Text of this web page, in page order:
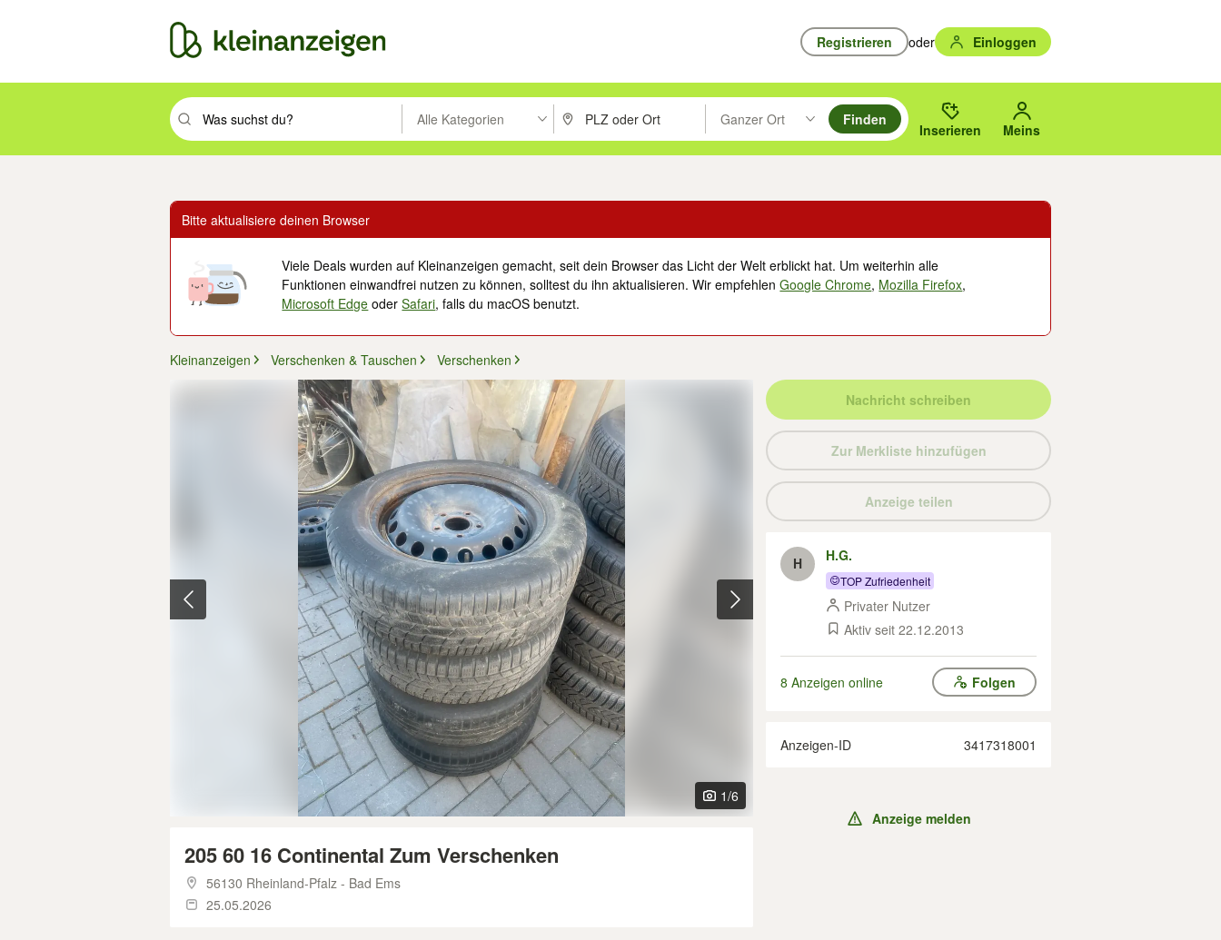
Registrieren oder Einloggen
Suchbegriff eingeben. Eingabetaste drücken um zu suchen, oder Vorschläge mit den Pfeiltasten nach oben/unten durchsuchen und mit Eingabetaste auswählen.
Alle Kategorien PLZ oder Ort eingeben. Eingabetaste drücken um zu suchen, oder Vorschläge mit den Pfeiltasten nach oben/
Ganzer Ort
Suche im Umkreis des gewählten Orts oder PLZ.
Finden
Inserieren Meins
Bitte aktualisiere deinen Browser
Viele Deals wurden auf Kleinanzeigen gemacht, seit dein Browser das Licht der Welt erblickt hat. Um weiterhin alle
Funktionen einwandfrei nutzen zu können, solltest du ihn aktualisieren. Wir empfehlenGoogle Chrome, Mozilla Firefox,
Microsoft Edge oderSafari, falls du macOS benutzt.
Kleinanzeigen Verschenken & Tauschen Verschenken
1/6
205 60 16 Continental Zum Verschenken
56130 Rheinland-Pfalz - Bad Ems
25.05.2026
Nachricht schreiben
Zur Merkliste hinzufügen
Anzeige teilen
H H.G.
TOP Zufriedenheit
Privater Nutzer
Aktiv seit 22.12.2013
8 Anzeigen online Folgen
Anzeigen-ID 3417318001
Anzeige melden